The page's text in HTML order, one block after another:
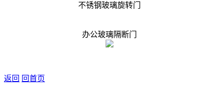
不锈钢玻璃旋转门
办公玻璃隔断门
返回 回首页